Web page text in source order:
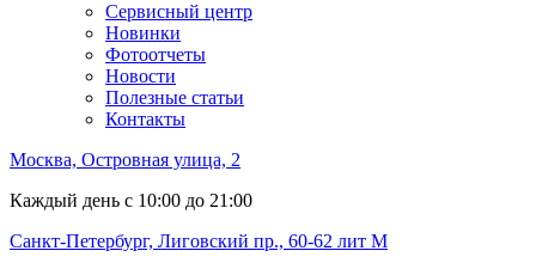
Сервисный центр
Новинки
Фотоотчеты
Новости
Полезные статьи
Контакты
Москва, Островная улица, 2
Каждый день с 10:00 до 21:00
Санкт-Петербург, Лиговский пр., 60-62 лит М